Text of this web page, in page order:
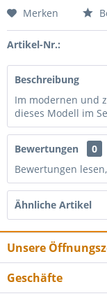
Merken
Artikel-Nr.:
Beschreibung
Im modernen und
dieses Modell im
Bewertungen
0
Bewertungen
Ähnliche Artikel
Unsere
Geschäfte